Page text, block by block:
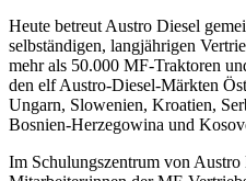
Heute betreut Austro Diesel
selbständigen, langjährigen
mehr als 50.000 MF-Traktoren
den elf Austro-Diesel-Märkten
Ungarn, Slowenien, Kroatien,
Bosnien-Herzegowina und
Im Schulungszentrum von